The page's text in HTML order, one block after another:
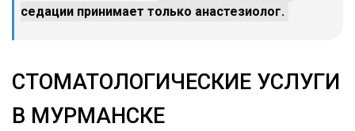
седации принимает только анастезиолог.
СТОМАТОЛОГИЧЕСКИЕ УСЛУГИ
В МУРМАНСКЕ